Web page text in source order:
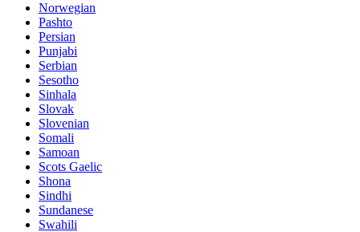
Norwegian
Pashto
Persian
Punjabi
Serbian
Sesotho
Sinhala
Slovak
Slovenian
Somali
Samoan
Scots Gaelic
Shona
Sindhi
Sundanese
Swahili